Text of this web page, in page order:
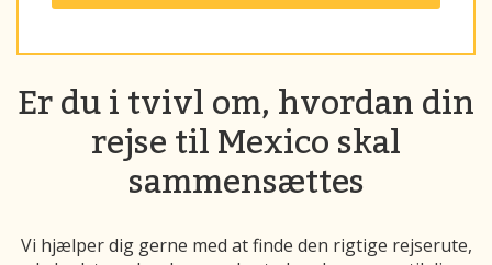
Er du i tvivl om, hvordan din
rejse til Mexico skal
sammensættes
Vi hjælper dig gerne med at finde den rigtige rejserute,